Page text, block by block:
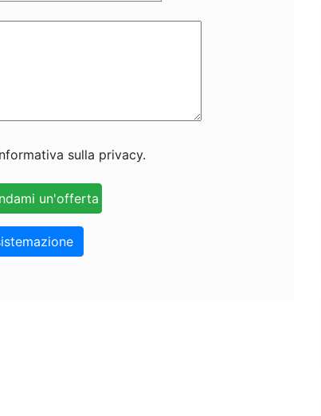
sulla privacy.